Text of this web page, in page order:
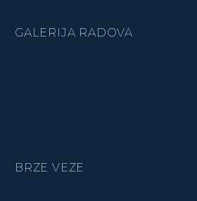
GALERIJA RADOVA
BRZE VEZE